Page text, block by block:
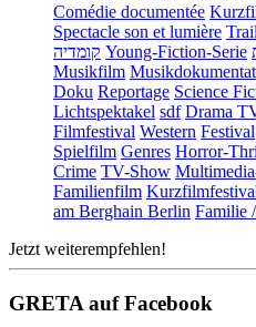
Comédie documentée
Spectacle son et lumière
קומדיה Young-Fiction-Serie
Musikfilm
Doku Reportage Science
Lichtspektakel sdf Drama
Filmfestival Western Festival
Spielfilm Genres Horror-
Crime TV-Show
Familienfilm
am Berghain Berlin Familie
Jetzt weiterempfehlen!
GRETA auf Facebook